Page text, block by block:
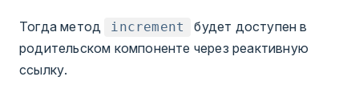
Тогда метод increment
будет доступен в
родительском компоненте через реактивную
ссылку.